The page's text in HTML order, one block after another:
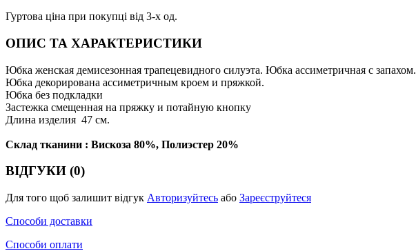
Гуртова ціна при покупці від 3-х од.
ОПИС ТА ХАРАКТЕРИСТИКИ
Юбка женская демисезонная трапецевидного силуэта. Юбка ассиметричная с запахом.
Юбка декорирована ассиметричным кроем и пряжкой.
Юбка без подкладки
Застежка смещенная на пряжку и потайную кнопку
Длина изделия 47 см.
Склад тканини : Вискоза 80%, Полиэстер 20%
ВІДГУКИ (0)
Для того щоб залишит відгук Авторизуйтесь або Зареєструйтеся
Способи доставки
Способи оплати